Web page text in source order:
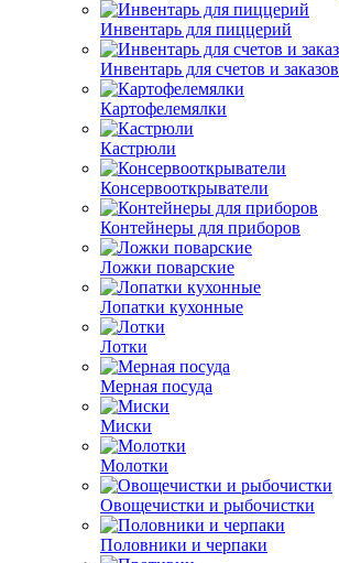
Инвентарь для пиццерий
Инвентарь для счетов и заказов
Картофелемялки
Кастрюли
Консервооткрыватели
Контейнеры для приборов
Ложки поварские
Лопатки кухонные
Лотки
Мерная посуда
Миски
Молотки
Овощечистки и рыбочистки
Половники и черпаки